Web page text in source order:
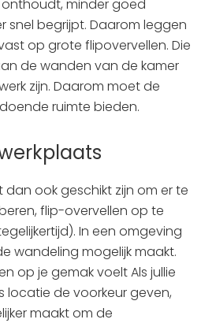
minder goed
snel begrijpt. Daarom leggen
op grote flipovervellen. Die
de wanden van de kamer
zijn. Daarom moet de
ruimte bieden.
ook geschikt zijn om er te
flip-overvellen op te
In een omgeving
wandeling mogelijk maakt.
op je gemak voelt Als jullie
locatie de voorkeur geven,
maakt om de